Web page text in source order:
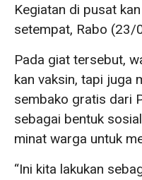
Kegiatan di pusat
setempat, Rabo
Pada giat tersebut,
kan vaksin, tapi juga
sembako gratis dari
sebagai bentuk
minat warga untuk
“Ini kita lakukan